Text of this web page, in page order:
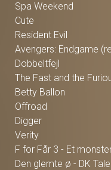
Spa Weekend
Cute
Resident Evil
Avengers: Endgame
Dobbeltfejl
The Fast and the
Betty Ballon
Offroad
Digger
Verity
F for Får 3 - Et
Den glemte ø - DK Tale